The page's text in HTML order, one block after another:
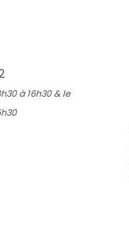
à 16h30 & le